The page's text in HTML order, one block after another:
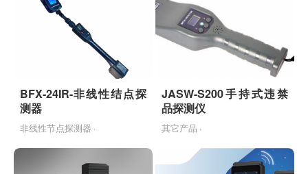
BFX-24IR-非线性结点探
测器
非线性节点探测器 ·
JASW-S200手持式违禁
品探测仪
其它产品 ·